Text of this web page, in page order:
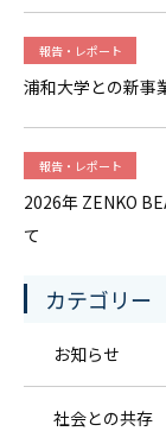
報告・レポート
浦和大学との新事
報告・レポート
2026年 ZENKO
て
カテゴリー
お知らせ
社会との共存